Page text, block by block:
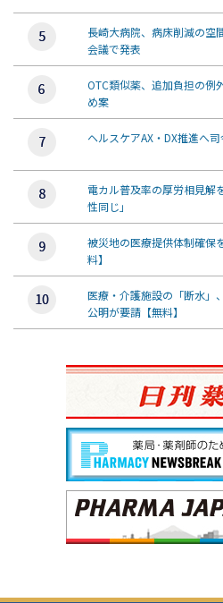
長崎大病院、病床削減の
会議で発表
OTC類似薬、追加負担の
め案
ヘルスケアAX・DX推進
電カル普及率の厚労相見
性同じ」
被災地の医療提供体制確
料】
医療・介護施設の「断水
公明が要請【無料】